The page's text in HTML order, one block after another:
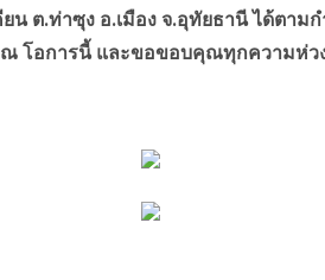
น ต.ท่าซุง อ.เมือง จ.อุทัยธานี ได้ตา
โอการนี้ และขอขอบคุณทุกความห่วง